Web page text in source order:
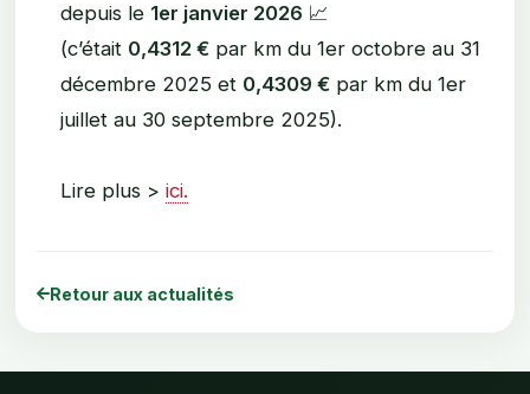
depuis le 1er janvier 2026 📈
(c’était 0,4312 € par km du 1er octobre au 31
décembre 2025 et 0,4309 € par km du 1er
juillet au 30 septembre 2025).
Lire plus >ici.
Retour aux actualités